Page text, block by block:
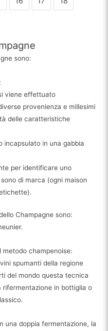
sono:
viene effettuato
provenienza e millesimi
delle caratteristiche
incapsulato in una gabbia
per identificare uno
di marca (ogni maison
Champagne sono:
metodo champenoise:
spumanti della regione
del mondo questa tecnica
rifermentazione in bottiglia o
una doppia fermentazione, la